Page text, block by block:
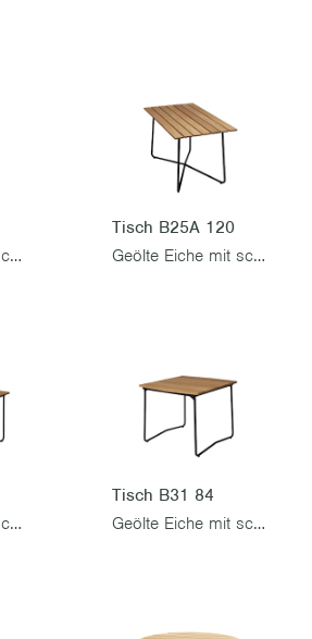
Geölte Eiche mit schwarzem Gestell
Tisch B25A 120
Geölte Eiche mit schwarzem Gestell
Geölte Eiche mit schwarzem Gestell
Tisch B31 84
Geölte Eiche mit schwarzem Gestell